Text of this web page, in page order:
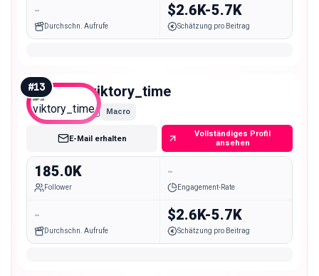
-
Durchschn. Aufrufe
$2.6K-5.7K
Schätzung pro Beitrag
#13 viktory_time
Macro
E-Mail erhalten
Vollständiges Profil
ansehen
185.0K
Follower
-
Engagement-Rate
-
Durchschn. Aufrufe
$2.6K-5.7K
Schätzung pro Beitrag